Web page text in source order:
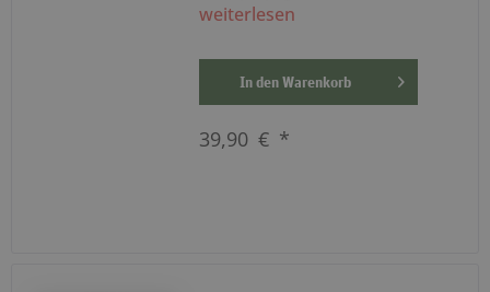
weiterlesen
In den Warenkorb
39,90 € *